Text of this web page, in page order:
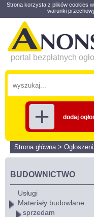
Strona korzysta z plików cookies
warunki
portal bezpłatnych
dodaj
Strona główna>
BUDOWNICTWO
Usługi
Materiały budowlane
sprzedam